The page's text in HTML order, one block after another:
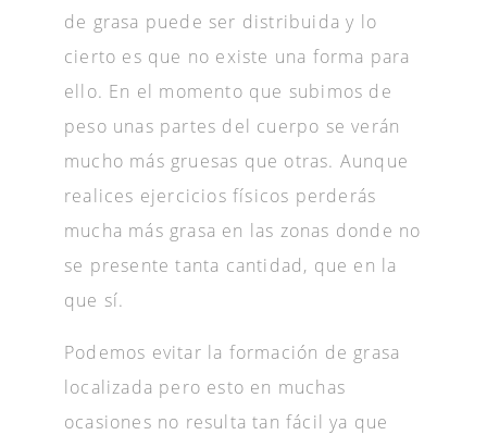
de grasa puede ser distribuida y lo
cierto es que no existe una forma para
ello. En el momento que subimos de
peso unas partes del cuerpo se verán
mucho más gruesas que otras. Aunque
realices ejercicios físicos perderás
mucha más grasa en las zonas donde no
se presente tanta cantidad, que en la
que sí.
Podemos evitar la formación de grasa
localizada pero esto en muchas
ocasiones no resulta tan fácil ya que